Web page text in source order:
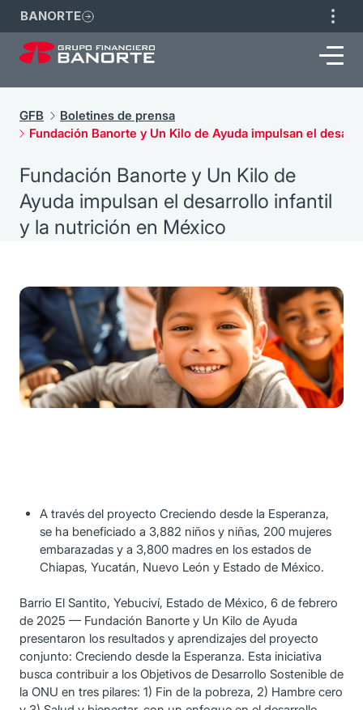
BANORTE
GFB
Boletines de prensa
Fundación Banorte y Un Kilo de Ayuda impulsan el
Fundación Banorte y Un Kilo de
Ayuda impulsan el desarrollo infantil
y la nutrición en México
A través del proyecto Creciendo desde la Esperanza,
se ha beneficiado a 3,882 niños y niñas, 200 mujeres
embarazadas y a 3,800 madres en los estados de
Chiapas, Yucatán, Nuevo León y Estado de México.
Barrio El Santito, Yebuciví, Estado de México, 6 de febrero
de 2025 — Fundación Banorte y Un Kilo de Ayuda
presentaron los resultados y aprendizajes del proyecto
conjunto: Creciendo desde la Esperanza. Esta iniciativa
busca contribuir a los Objetivos de Desarrollo Sostenible de
la ONU en tres pilares: 1) Fin de la pobreza, 2) Hambre cero